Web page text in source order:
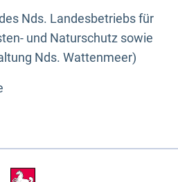
Nds. Landesbetriebs für
und Naturschutz sowie
Nds. Wattenmeer)